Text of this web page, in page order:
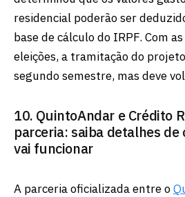
residencial poderão ser
base de cálculo do IRPF. Com
eleições, a tramitação do
segundo semestre, mas deve
10. QuintoAndar e Crédito
parceria: saiba detalhes de
vai funcionar
A parceria oficializada entre o